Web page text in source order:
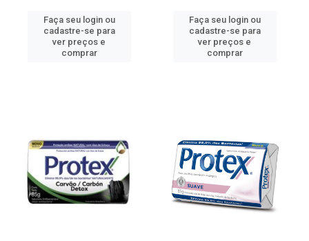
Faça seu login ou
cadastre-se para
ver preços e
comprar
Faça seu login ou
cadastre-se para
ver preços e
comprar